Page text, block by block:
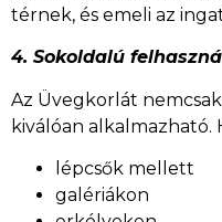
térnek, és emeli az
4. Sokoldalú
Az Üvegkorlát
kiválóan alkalmazható.
lépcsők mellett
galériákon